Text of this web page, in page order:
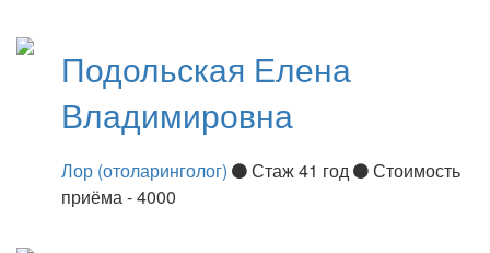
Подольская Елена
Владимировна
Лор (отоларинголог) Стаж 41 год
Стоимость
приёма - 4000